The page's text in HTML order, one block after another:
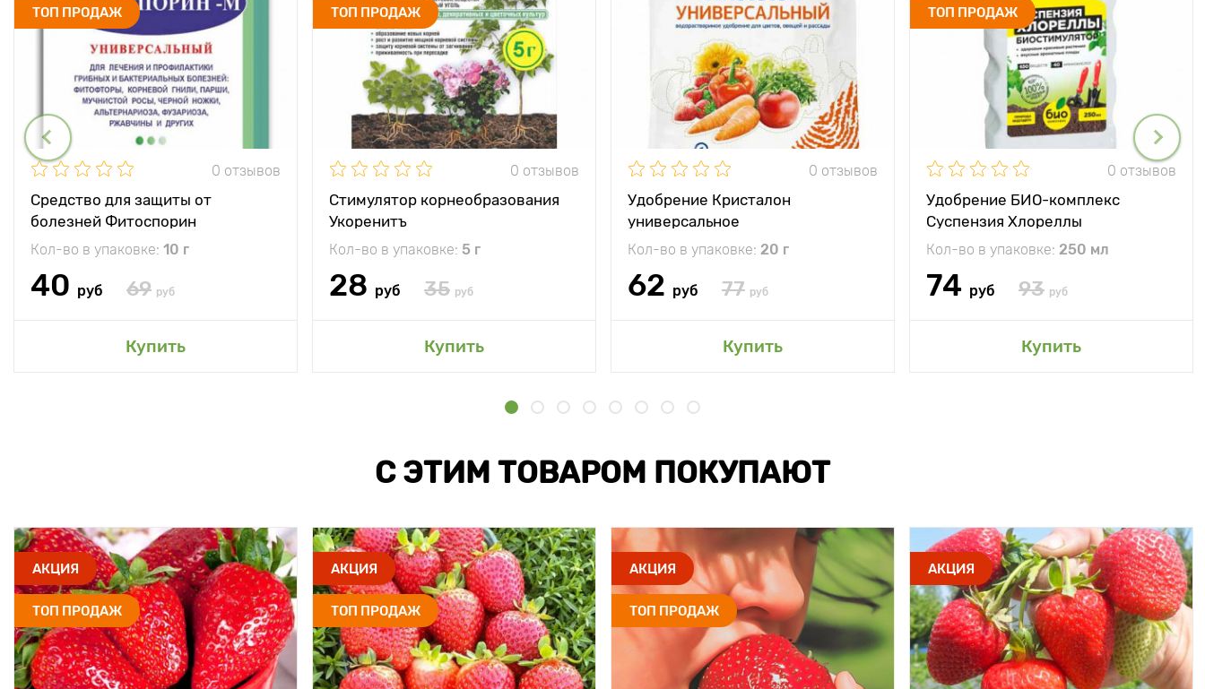
ТОП ПРОДАЖ
0 отзывов
Средство для защиты от
болезней Фитоспорин
Кол-во в упаковке: 10 г
40 руб 69 руб
Купить
ТОП ПРОДАЖ
0 отзывов
Стимулятор корнеобразования
Укоренитъ
Кол-во в упаковке: 5 г
28 руб 35 руб
Купить
0 отзывов
Удобрение Кристалон
универсальное
Кол-во в упаковке: 20 г
62 руб 77 руб
Купить
ТОП ПРОДАЖ
0 отзывов
Удобрение БИО-комплекс
Суспензия Хлореллы
Кол-во в упаковке: 250 мл
74 руб 93 руб
Купить
С ЭТИМ ТОВАРОМ ПОКУПАЮТ
АКЦИЯ
ТОП ПРОДАЖ
АКЦИЯ
ТОП ПРОДАЖ
АКЦИЯ
ТОП ПРОДАЖ
АКЦИЯ